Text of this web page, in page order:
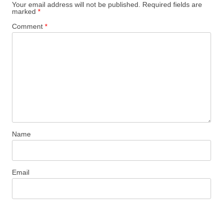
Your email address will not be published.
Required fields are
marked *
Comment *
Name
Email